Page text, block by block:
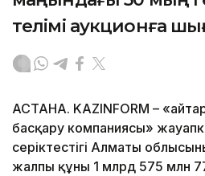
телімі аукционға
АСТАНА. KAZINFORM –
басқару компаниясы»
серіктестігі Алматы
жалпы құны 1 млрд 575 млн